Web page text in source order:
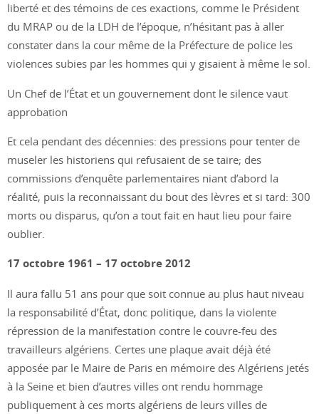
liberté et des témoins de ces exactions, comme le Président
du MRAP ou de la LDH de l’époque, n’hésitant pas à aller
constater dans la cour même de la Préfecture de police les
violences subies par les hommes qui y gisaient à même le sol.
Un Chef de l’État et un gouvernement dont le silence vaut
approbation
Et cela pendant des décennies: des pressions pour tenter de
museler les historiens qui refusaient de se taire; des
commissions d’enquête parlementaires niant d’abord la
réalité, puis la reconnaissant du bout des lèvres et si tard: 300
morts ou disparus, qu’on a tout fait en haut lieu pour faire
oublier.
17 octobre 1961 – 17 octobre 2012
Il aura fallu 51 ans pour que soit connue au plus haut niveau
la responsabilité d’État, donc politique, dans la violente
répression de la manifestation contre le couvre-feu des
travailleurs algériens. Certes une plaque avait déjà été
apposée par le Maire de Paris en mémoire des Algériens jetés
à la Seine et bien d’autres villes ont rendu hommage
publiquement à ces morts algériens de leurs villes de